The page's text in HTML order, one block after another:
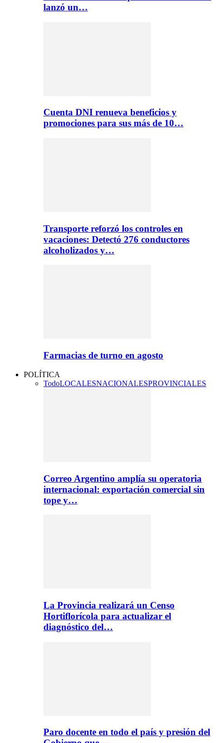
lanzó un…
Cuenta DNI renueva beneficios y
promociones para sus más de 10…
Transporte reforzó los controles en
vacaciones: Detectó 276 conductores
alcoholizados y…
Farmacias de turno en agosto
POLÍTICA
TodoLOCALESNACIONALESPROVINCIALES
Correo Argentino amplía su operatoria
internacional: exportación comercial sin
tope y…
La Provincia realizará un Censo
Hortiflorícola para actualizar el
diagnóstico del…
Paro docente en todo el país y presión del